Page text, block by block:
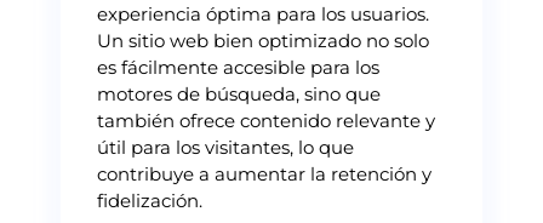
experiencia óptima para los usuarios.
Un sitio web bien optimizado no solo
es fácilmente accesible para los
motores de búsqueda, sino que
también ofrece contenido relevante y
útil para los visitantes, lo que
contribuye a aumentar la retención y
fidelización.